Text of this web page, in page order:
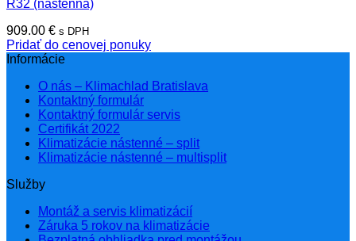
R32 (nástenná)
909.00 € s DPH
Pridať do cenovej ponuky
Informácie
O nás – Klimachlad Bratislava
Kontaktný formulár
Kontaktný formulár servis
Certifikát 2022
Klimatizácie nástenné – split
Klimatizácie nástenné – multisplit
Služby
Montáž a servis klimatizácií
Záruka 5 rokov na klimatizácie